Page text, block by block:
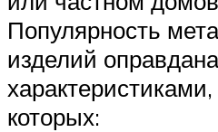
Популярность
изделий
которых: